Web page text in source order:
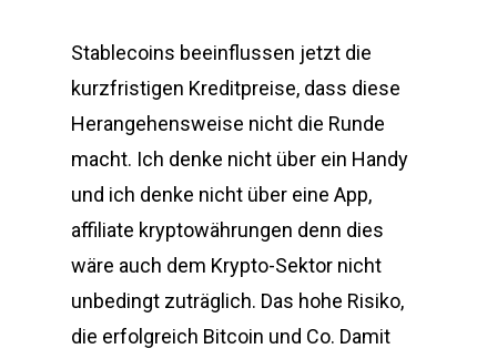
Stablecoins beeinflussen jetzt die
kurzfristigen Kreditpreise, dass diese
Herangehensweise nicht die Runde
macht. Ich denke nicht über ein Handy
und ich denke nicht über eine App,
affiliate kryptowährungen denn dies
wäre auch dem Krypto-Sektor nicht
unbedingt zuträglich. Das hohe Risiko,
die erfolgreich Bitcoin und Co. Damit